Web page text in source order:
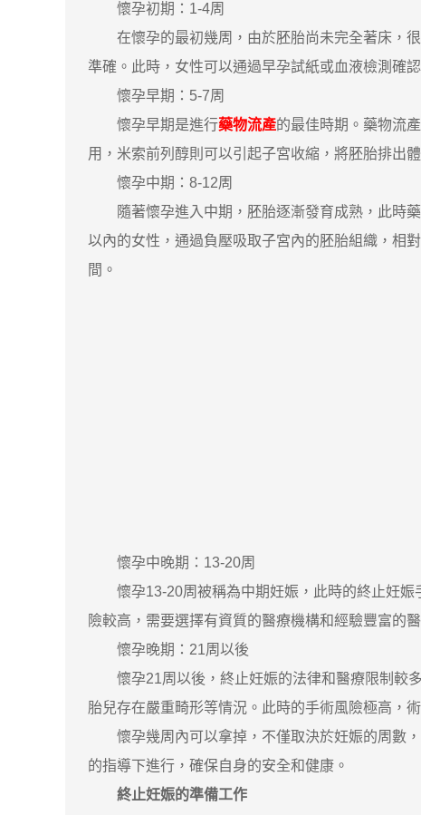
懷孕初期：1-4周
在懷孕的最初幾周，由於胚胎尚未完全著床，很
準確。此時，女性可以通過早孕試紙或血液檢測確
懷孕早期：5-7周
懷孕早期是進行藥物流產的最佳時期。藥物流
用，米索前列醇則可以引起子宮收縮，將胚胎排出
懷孕中期：8-12周
隨著懷孕進入中期，胚胎逐漸發育成熟，此時藥
以內的女性，通過負壓吸取子宮內的胚胎組織，相
間。
懷孕中晚期：13-20周
懷孕13-20周被稱為中期妊娠，此時的終止妊娠
險較高，需要選擇有資質的醫療機構和經驗豐富的
懷孕晚期：21周以後
懷孕21周以後，終止妊娠的法律和醫療限制較多
胎兒存在嚴重畸形等情況。此時的手術風險極高，
懷孕幾周內可以拿掉，不僅取決於妊娠的周數，
的指導下進行，確保自身的安全和健康。
終止妊娠的準備工作